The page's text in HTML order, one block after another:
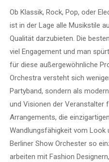
Ob Klassik, Rock, Pop, oder
ist in der Lage alle Musikstile
Qualität darzubieten. Die
viel Engagement und man
für diese außergewöhnliche
Orchestra versteht sich
Partyband, sondern als
und Visionen der Veranstalter
Arrangements, die
Wandlungsfähigkeit vom Look
Berliner Show Orchester so
arbeiten mit Fashion